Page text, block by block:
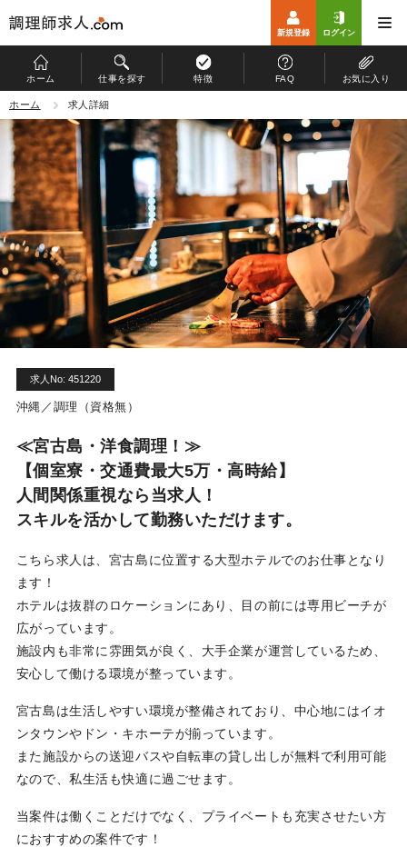
ホーム 仕事を探す 特徴 FAQ お気に入り
新規登録 ログイン
ホーム
仕事を探す
特徴
お仕事開始までの流れ
よくある質問
マイページ
運営会社
個人情報保護方針
お問い合わせ
ホーム 求人詳細
求人No: 451220
沖縄／調理（資格無）
≪宮古島・洋食調理！≫
【個室寮・交通費最大5万・高時給】
人間関係重視なら当求人！
スキルを活かして勤務いただけます。
こちら求人は、宮古島に位置する大型ホテルでのお仕事となり
ます！
ホテルは抜群のロケーションにあり、目の前には専用ビーチが
広がっています。
施設内も非常に雰囲気が良く、大手企業が運営しているため、
安心して働ける環境が整っています。
宮古島は生活しやすい環境が整備されており、中心地にはイオ
ンタウンやドン・キホーテが揃っています。
また施設からの送迎バスや自転車の貸し出しが無料で利用可能
なので、私生活も快適に過ごせます。
当案件は働くことだけでなく、プライベートも充実させたい方
におすすめの案件です！